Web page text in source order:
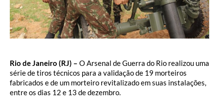
Rio de Janeiro (RJ) – O Arsenal de Guerra do Rio realizou uma
série de tiros técnicos para a validação de 19 morteiros
fabricados e de um morteiro revitalizado em suas instalações,
entre os dias 12 e 13 de dezembro.